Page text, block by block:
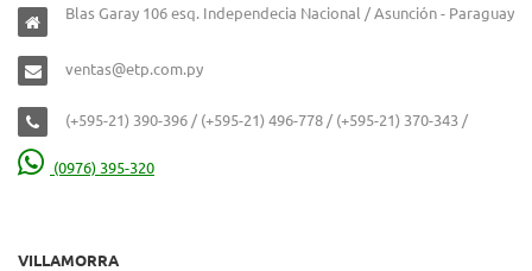
Blas Garay 106 esq. Independecia Nacional / Asunción - Paraguay
ventas@etp.com.py
(+595-21) 390-396 / (+595-21) 496-778 / (+595-21) 370-343 /
(0976) 395-320
VILLAMORRA